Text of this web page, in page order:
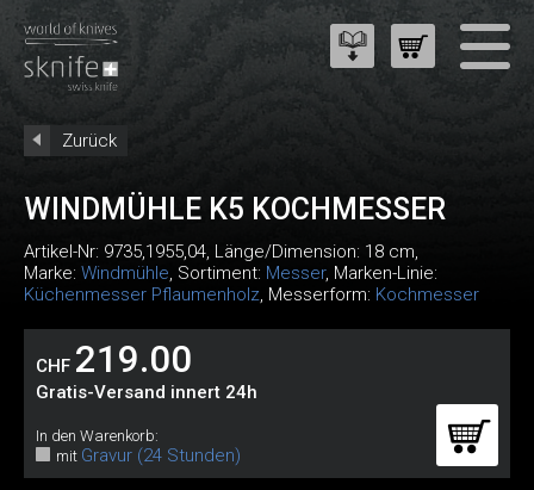
Zurück
WINDMÜHLE K5 KOCHMESSER
Artikel-Nr: 9735,1955,04, Länge/Dimension: 18 cm,
Marke: Windmühle, Sortiment: Messer, Marken-Linie:
Küchenmesser Pflaumenholz, Messerform: Kochmesser
CHF 219.00
Gratis-Versand innert 24h
In den Warenkorb:
mit Gravur (24 Stunden)